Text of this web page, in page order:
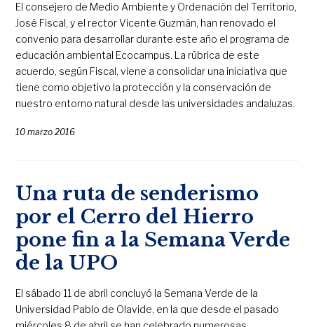
El consejero de Medio Ambiente y Ordenación del Territorio,
José Fiscal, y el rector Vicente Guzmán, han renovado el
convenio para desarrollar durante este año el programa de
educación ambiental Ecocampus. La rúbrica de este
acuerdo, según Fiscal, viene a consolidar una iniciativa que
tiene como objetivo la protección y la conservación de
nuestro entorno natural desde las universidades andaluzas.
10 marzo 2016
Una ruta de senderismo
por el Cerro del Hierro
pone fin a la Semana Verde
de la UPO
El sábado 11 de abril concluyó la Semana Verde de la
Universidad Pablo de Olavide, en la que desde el pasado